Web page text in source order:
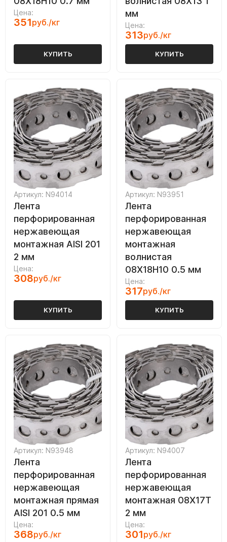
Цена:
351руб./кг
КУПИТЬ
мм
Цена:
313руб./кг
КУПИТЬ
Артикул: N94014
Лента
перфорированная
нержавеющая
монтажная AISI 201
2 мм
Цена:
308руб./кг
КУПИТЬ
Артикул: N93951
Лента
перфорированная
нержавеющая
монтажная
волнистая
08Х18Н10 0.5 мм
Цена:
317руб./кг
КУПИТЬ
Артикул: N93948
Лента
перфорированная
нержавеющая
монтажная прямая
AISI 201 0.5 мм
Цена:
368руб./кг
Артикул: N94007
Лента
перфорированная
нержавеющая
монтажная 08Х17Т
2 мм
Цена:
301руб./кг